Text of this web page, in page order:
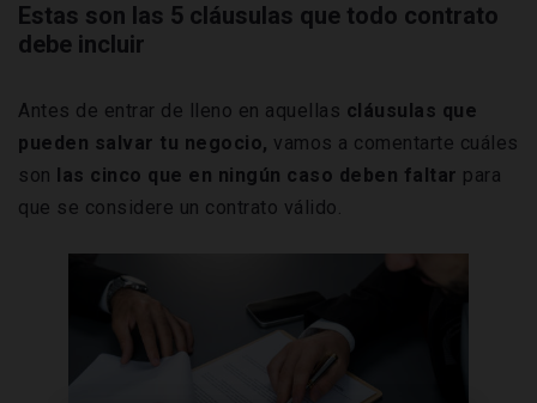
Estas son las 5 cláusulas que todo contrato
debe incluir
Antes de entrar de lleno en aquellas cláusulas que
pueden salvar tu negocio, vamos a comentarte cuáles
son las cinco que en ningún caso deben faltar para
que se considere un contrato válido.